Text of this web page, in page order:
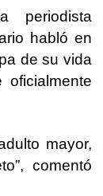
periodista
habló en
de su vida
mayor,
comentó